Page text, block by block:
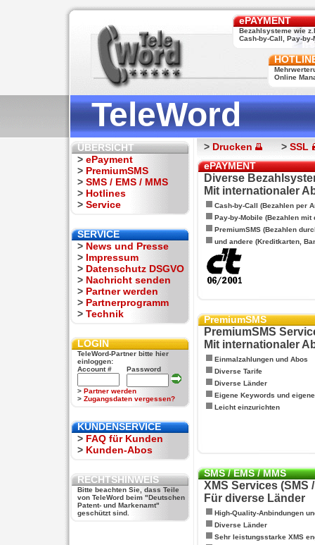
ePAYMENT
Bezahlsysteme wie
Cash-by-Call, Pay-by-
Online
TeleWord
ÜBERSICHT
> ePayment
> PremiumSMS
> SMS / EMS / MMS
> Hotlines
> Service
SERVICE
> News und Presse
> Impressum
> Datenschutz DSGVO
> Nachricht senden
> Partner werden
> Partnerprogramm
> Technik
LOGIN
TeleWord-Partner bitte hier
einloggen:
Account #
Password
> Partner werden
> Zugangsdaten vergessen?
KUNDENSERVICE
> FAQ für Kunden
> Kunden-Abos
RECHTSHINWEIS
Bitte beachten Sie, dass Teile
von TeleWord beim "Deutschen
Patent- und Markenamt"
geschützt sind.
> Drucken > SSL
ePAYMENT
Diverse
Mit internationaler
Cash-by-Call (Bezahlen per
Pay-by-Mobile (Bezahlen mit
PremiumSMS (Bezahlen
und andere (Kreditkarten,
PremiumSMS
PremiumSMS
Mit internationaler
Einmalzahlungen und Abos
Diverse Tarife
Diverse Länder
Eigene Keywords und
Leicht einzurichten
SMS / EMS / MMS
XMS Services (SMS
Für diverse Länder
High-Quality-Anbindungen
Diverse Länder
Sehr leistungsstarke XMS